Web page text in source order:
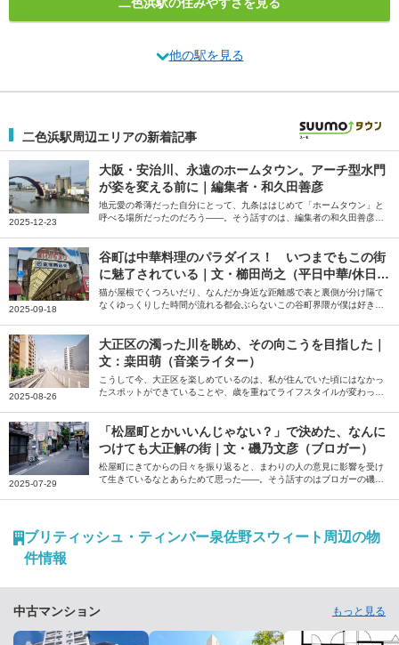
他の駅を見る
二色浜駅周辺エリアの新着記事
2025-12-23
大阪・安治川、永遠のホームタウン。アーチ型水門
が姿を変える前に｜編集者・和久田善彦
地元愛の希薄だった自分にとって、九条ははじめて「ホームタウン」と
呼べる場所だったのだろう――。そう話すのは、編集者の和久田善彦さ
2025-09-18
谷町は中華料理のパラダイス！ いつまでもこの街
に魅了されている｜文・櫛田尚之（平日中華/休日中
華 代表）
猫が屋根でくつろいだり、なんだか身近な距離感で表と裏側が分け隔て
なくゆっくりした時間が流れる都会ぶらないこの谷町界隈が僕は好きだ
いただきました。
2025-08-26
大正区の濁った川を眺め、その向こうを目指した｜
文：桒田萌（音楽ライター）
こうして今、大正区を楽しめているのは、私が住んでいた頃にはなかっ
たスポットができていることや、歳を重ねてライフスタイルが変わった
っていただきました。
2025-07-29
「松屋町とかいいんじゃない？」で決めた、なんに
つけても大正解の街｜文・磯乃文彦（ブロガー）
松屋町にきてからの日々を振り返ると、まわりの人の意見に影響を受け
て生きているなとあらためて思った――。そう話すのはブロガーの磯乃
ブリティッシュ・ティンバー泉佐野スウィート周辺の物
件情報
中古マンション もっと見る